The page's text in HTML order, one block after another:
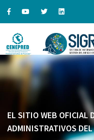
EL SITIO WEB OFICIAL
ADMINISTRATIVOS